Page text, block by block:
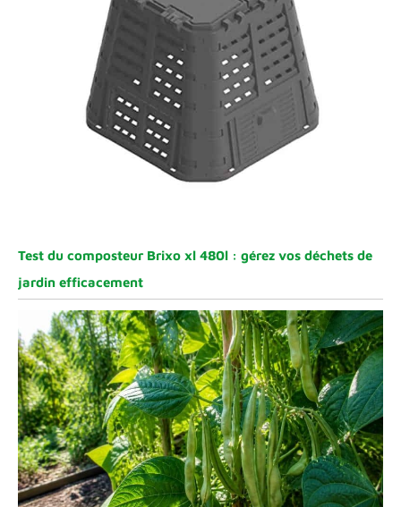
Test du composteur Brixo xl 480l : gérez vos déchets de
jardin efficacement